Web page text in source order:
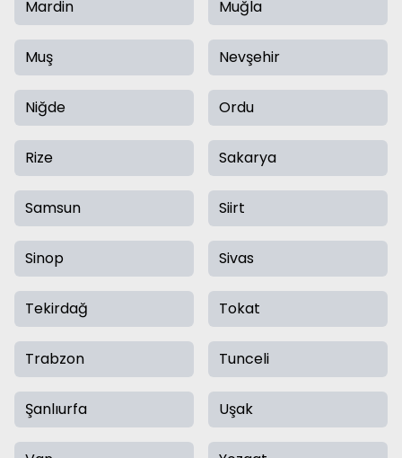
Mardin Muğla
Muş Nevşehir
Niğde Ordu
Rize Sakarya
Samsun Siirt
Sinop Sivas
Tekirdağ Tokat
Trabzon Tunceli
Şanlıurfa Uşak